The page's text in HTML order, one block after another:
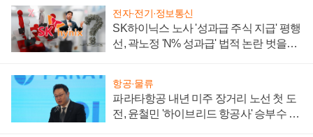
전자·전기·정보통신
SK하이닉스 노사 '성과급 주식 지급' 평행
선, 곽노정 'N% 성과급' 법적 논란 벗을지
항공·물류
파라타항공 내년 미주 장거리 노선 첫 도
전, 윤철민 '하이브리드 항공사' 승부수 통